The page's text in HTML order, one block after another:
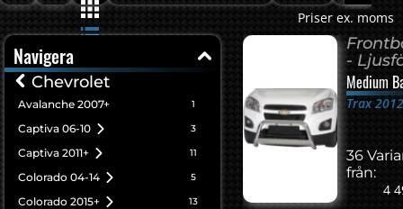
Priser ex. moms
Navigera
Chevrolet
Avalanche 2007+ 1
Captiva 06-10 3
Captiva 2011+ 11
Colorado 04-14 5
Colorado 2015+ 13
-
Medium
Trax
36
från:
4